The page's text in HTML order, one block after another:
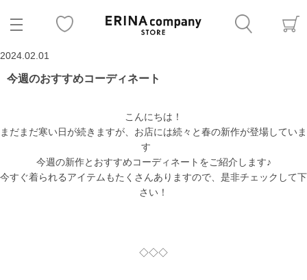
2024.02.01
今週のおすすめコーディネート
こんにちは！
まだまだ寒い日が続きますが、お店には続々と春の新作が登場していま
す
今週の新作とおすすめコーディネートをご紹介します♪
今すぐ着られるアイテムもたくさんありますので、是非チェックして下
さい！
◇◇◇